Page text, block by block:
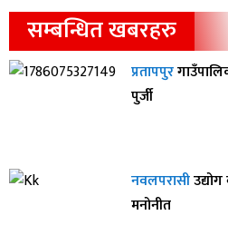
सम्बन्धित खबरहरु
प्रतापपुर
पुर्जी
नवलपरासी
मनोनीत